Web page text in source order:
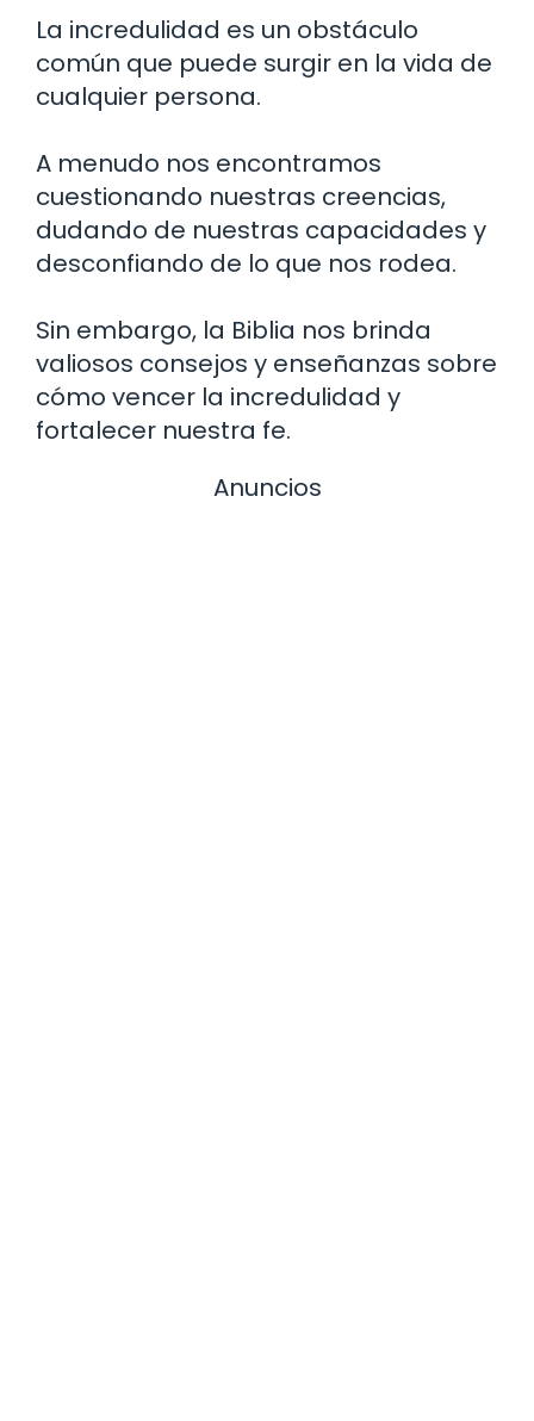
La incredulidad es un obstáculo
común que puede surgir en la vida de
cualquier persona.
A menudo nos encontramos
cuestionando nuestras creencias,
dudando de nuestras capacidades y
desconfiando de lo que nos rodea.
Sin embargo, la Biblia nos brinda
valiosos consejos y enseñanzas sobre
cómo vencer la incredulidad y
fortalecer nuestra fe.
Anuncios